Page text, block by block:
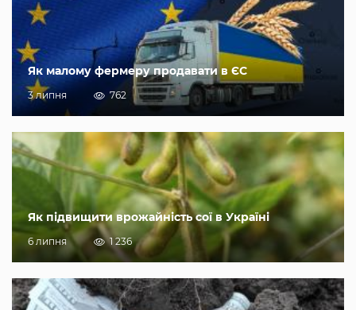
Як малому фермеру продавати в ЄС
3 липня 762
Як підвищити врожайність сої в Україні
6 липня 1 236